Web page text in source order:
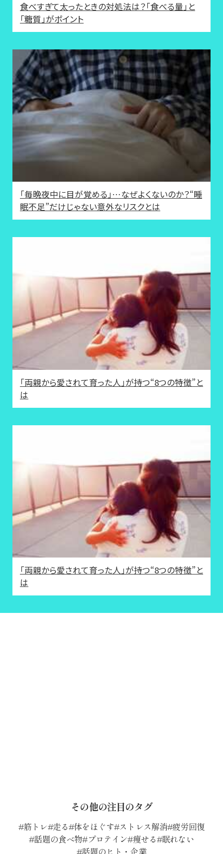
食べすぎて太ったときの対処法は？「食べる量」と
「糖質」がポイント
「毎晩夜中に目が覚める」…なぜよくないのか？“睡
眠不足”だけじゃない意外なリスクとは
「両親から愛されて育った人」が持つ“8つの特徴”と
は
「両親から愛されて育った人」が持つ“8つの特徴”と
は
その他の注目のタグ
筋トレ 走る 体をほぐす ストレス解消 疲労回復
話題の食べ物 プロテイン 痩せる 眠れない
話題のヒト・企業